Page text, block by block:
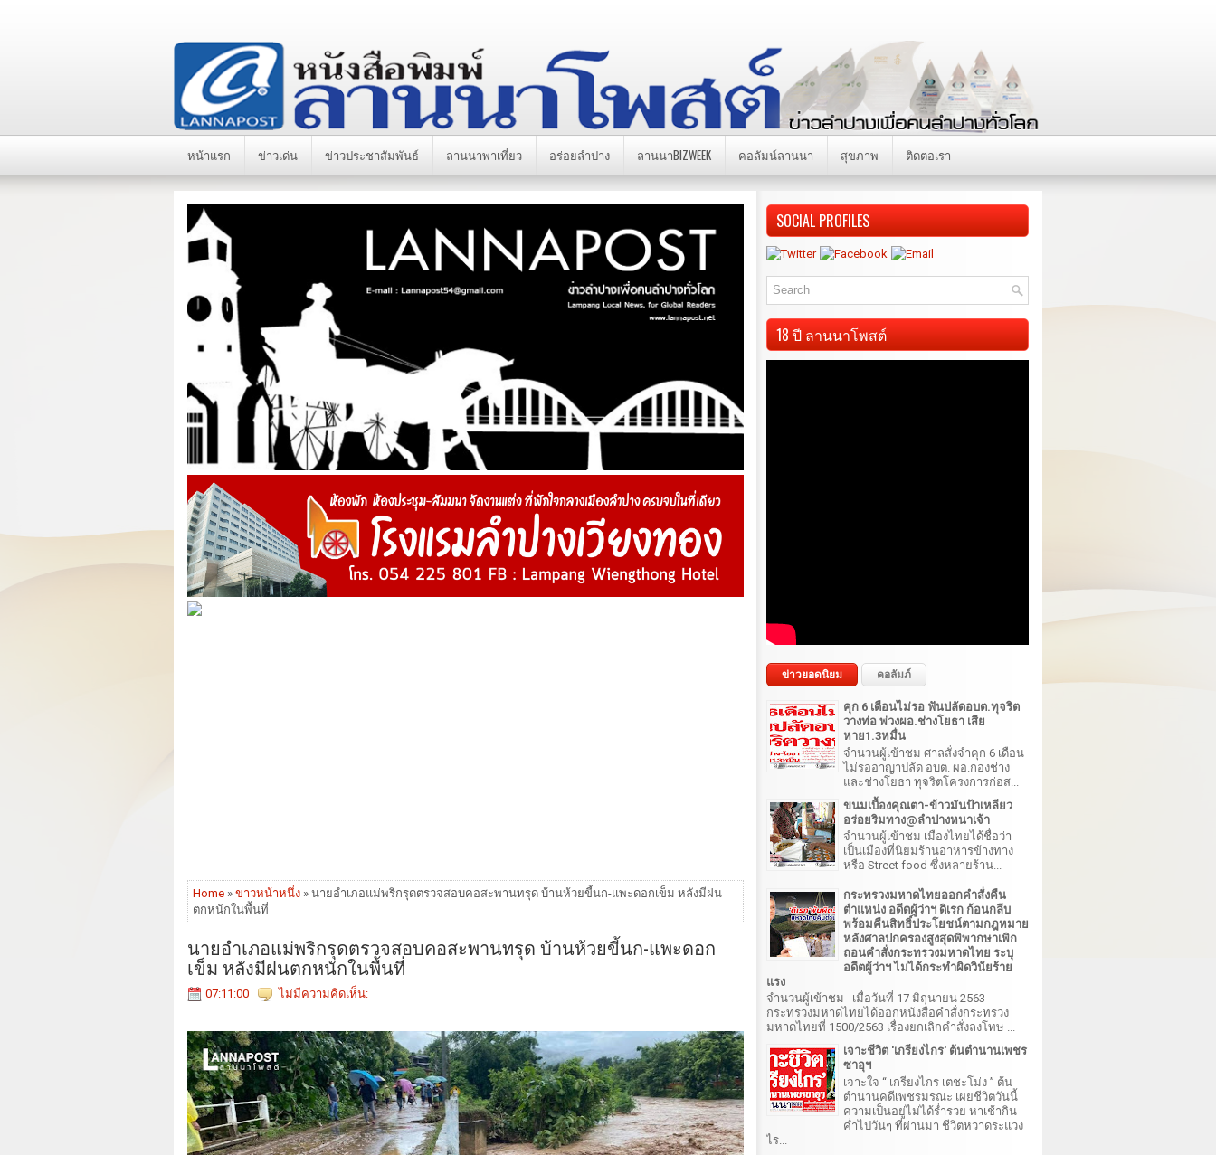
หน้าแรก ข่าวเด่น ข่าวประชาสัมพันธ์ ลานนาพาเที่ยว อร่อยลำปาง ลานนาBIZWEEK คอลัมน์ลานนา สุขภาพ ติดต่อเรา
Home » ข่าวหน้าหนึ่ง » นายอำเภอแม่พริกรุดตรวจสอบคอสะพานทรุด บ้านห้วยขี้นก-แพะดอกเข็ม หลังมีฝน
ตกหนักในพื้นที่
นายอำเภอแม่พริกรุดตรวจสอบคอสะพานทรุด บ้านห้วยขี้นก-แพะดอก
เข็ม หลังมีฝนตกหนักในพื้นที่
07:11:00 ไม่มีความคิดเห็น:
SOCIAL PROFILES
18 ปี ลานนาโพสต์
ข่าวยอดนิยม คอลัมภ์
คุก 6 เดือนไม่รอ ฟันปลัดอบต.ทุจริต
วางท่อ พ่วงผอ.ช่างโยธา เสีย
หาย1.3หมื่น
จำนวนผู้เข้าชม ศาลสั่งจำคุก 6 เดือน
ไม่รออาญาปลัด อบต. ผอ.กองช่าง
และช่างโยธา ทุจริตโครงการก่อส...
ขนมเบื้องคุณตา-ข้าวมันป้าเหลียว
อร่อยริมทาง@ลำปางหนาเจ้า
จำนวนผู้เข้าชม เมืองไทยได้ชื่อว่า
เป็นเมืองที่นิยมร้านอาหารข้างทาง
หรือ Street food ซึ่งหลายร้าน...
กระทรวงมหาดไทยออกคำสั่งคืน
ตำแหน่ง อดีตผู้ว่าฯ ดิเรก ก้อนกลีบ
พร้อมคืนสิทธิ์ประโยชน์ตามกฎหมาย
หลังศาลปกครองสูงสุดพิพากษาเพิก
ถอนคำสั่งกระทรวงมหาดไทย ระบุ
อดีตผู้ว่าฯ ไม่ได้กระทำผิดวินัยร้าย
แรง
จำนวนผู้เข้าชม เมื่อวันที่ 17 มิถุนายน 2563
กระทรวงมหาดไทยได้ออกหนังสือคำสั่งกระทรวง
มหาดไทยที่ 1500/2563 เรื่องยกเลิกคำสั่งลงโทษ ...
เจาะชีวิต 'เกรียงไกร' ต้นตำนานเพชร
ซาอุฯ
เจาะใจ “ เกรียงไกร เตชะโม่ง ” ต้น
ตำนานคดีเพชรมรณะ เผยชีวิตวันนี้
ความเป็นอยู่ไม่ได้ร่ำรวย หาเช้ากิน
ค่ำไปวันๆ ที่ผ่านมา ชีวิตหวาดระแวง
ไร...